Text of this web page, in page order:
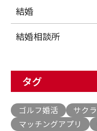
結婚
結婚相談所
タグ
ゴルフ婚活 サクラ
マッチングアプリ